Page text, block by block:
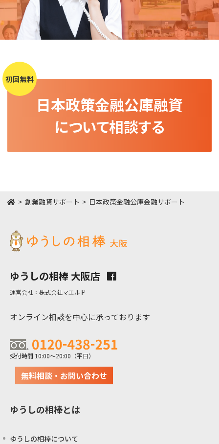
日本政策金融公庫融資
について相談する
HOME創業融資サポート 日本政策金融公庫金融サポート
ゆうしの相棒 大阪店
運営会社：株式会社マエルド
オンライン相談を中心に承っております
受付時間 10:00～20:00（平日）
無料相談・お問い合わせ
ゆうしの相棒とは
ゆうしの相棒について